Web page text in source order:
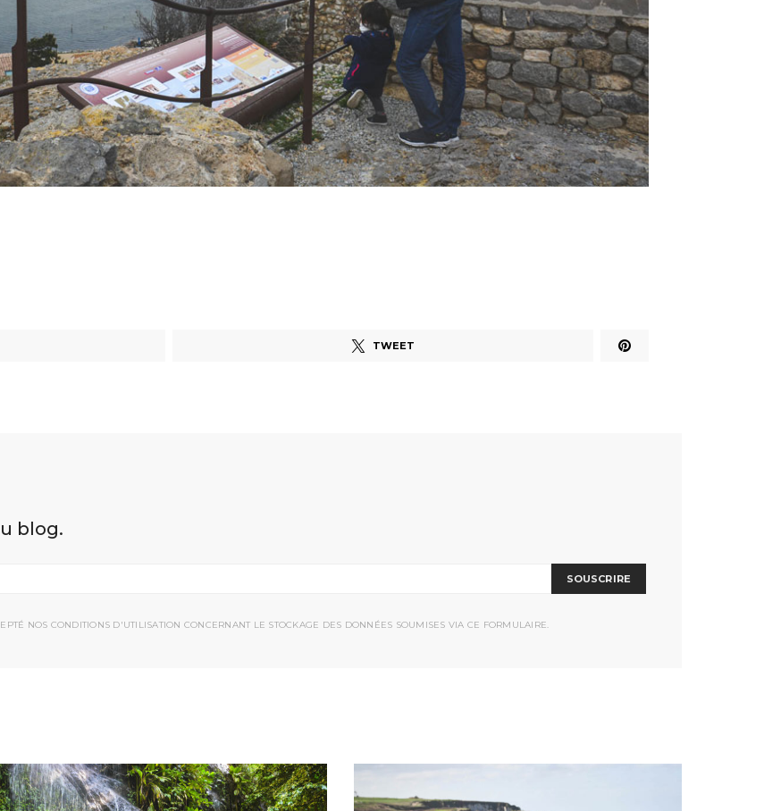
TWEET
blog.
SOUSCRIRE
NOS CONDITIONS D'UTILISATION CONCERNANT LE STOCKAGE DES DONNÉES SOUMISES VIA CE FORMULAIRE.